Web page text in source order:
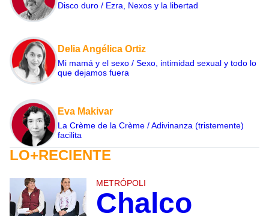
Disco duro / Ezra, Nexos y la libertad
Delia Angélica Ortiz
Mi mamá y el sexo / Sexo, intimidad sexual y todo lo
que dejamos fuera
Eva Makivar
La Crème de la Crème / Adivinanza (tristemente)
facilita
LO+RECIENTE
METRÓPOLI
Chalco